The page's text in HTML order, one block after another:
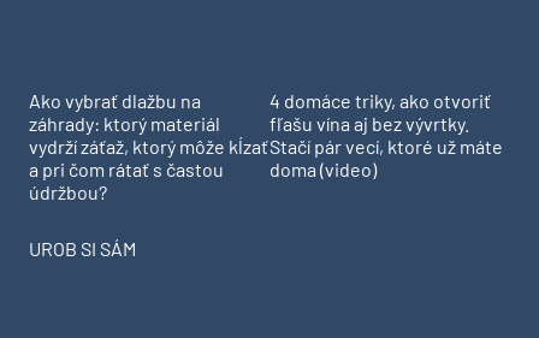
Ako vybrať dlažbu na
záhrady: ktorý materiál
vydrží záťaž, ktorý môže kĺzať
a pri čom rátať s častou
údržbou?
4 domáce triky, ako otvoriť
fľašu vína aj bez vývrtky.
Stačí pár vecí, ktoré už máte
doma (video)
UROB SI SÁM